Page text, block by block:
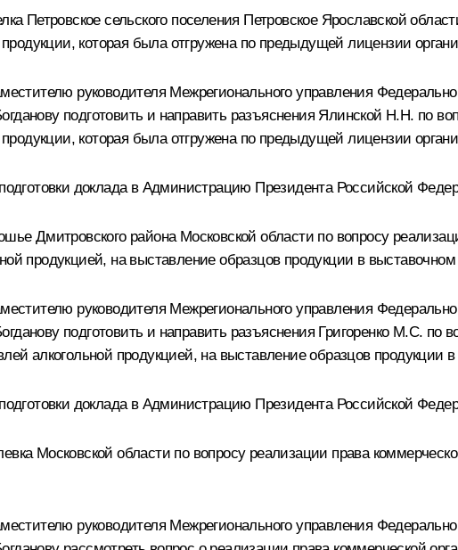
Петровское сельского поселения Петровское Ярославской
продукции, которая была отгружена по предыдущей лицензии
руководителя Межрегионального управления
подготовить и направить разъяснения Ялинской Н.Н. по
продукции, которая была отгружена по предыдущей лицензии
доклада в Администрацию Президента Российской
Дмитровского района Московской области по вопросу
продукцией, на выставление образцов продукции в
руководителя Межрегионального управления
подготовить и направить разъяснения Григоренко М.С. по
алкогольной продукцией, на выставление образцов продукции
доклада в Администрацию Президента Российской
Московской области по вопросу реализации права
руководителя Межрегионального управления